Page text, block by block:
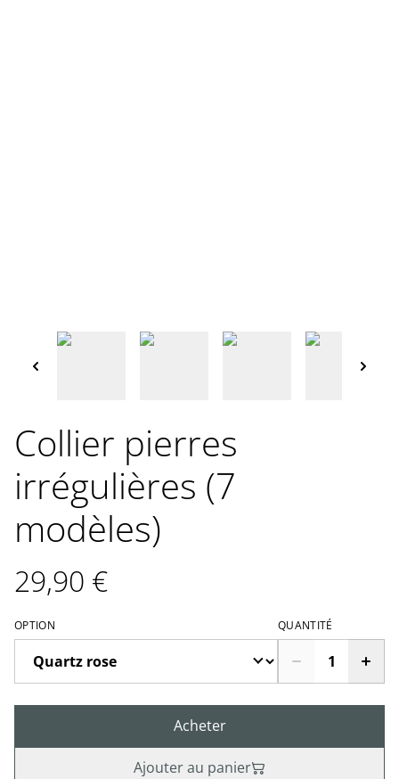
Collier pierres
irrégulières (7
modèles)
29,90 €
OPTION QUANTITÉ
Acheter
Ajouter au panier